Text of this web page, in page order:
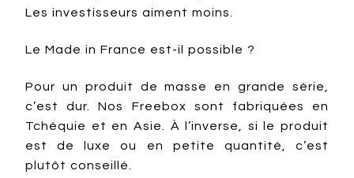
Les investisseurs aiment moins.
Le Made in France est-il possible ?
Pour un produit de masse en grande série,
c’est dur. Nos Freebox sont fabriquées en
Tchéquie et en Asie. À l’inverse, si le produit
est de luxe ou en petite quantité, c’est
plutôt conseillé.